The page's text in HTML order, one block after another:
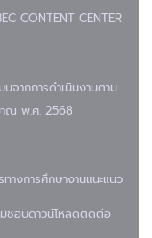
CONTENT CENTER
นจากการดำเนินงานตาม
าณ พ.ศ. 2568
างการศึกษางานแนะแนว
ชอบดาวน์โหลดติดต่อ